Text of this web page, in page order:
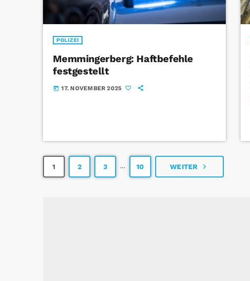
POLIZEI
Memmingerberg: Haftbefehle
festgestellt
today 17. NOVEMBER 2025
1 2 3 … 10 WEITER navigate_next